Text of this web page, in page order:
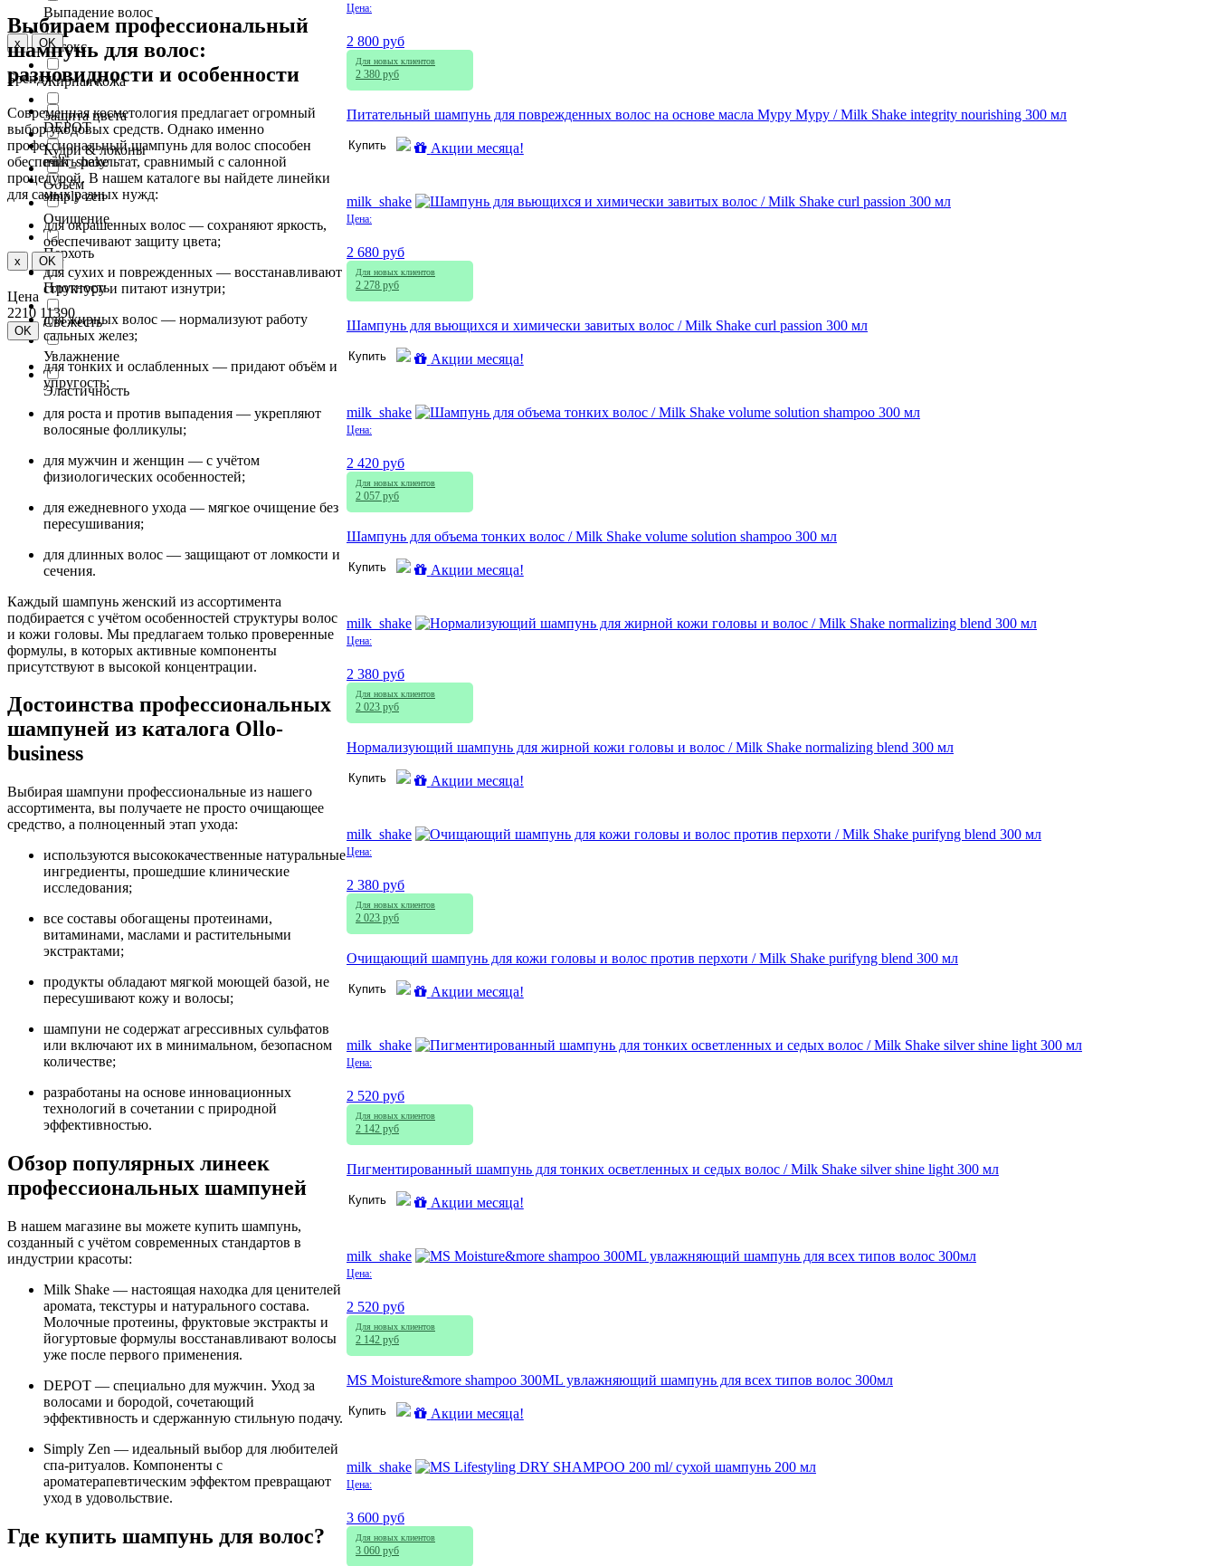
Выпадение волос
Детокс
Жирная кожа
Защита цвета
Кудри & локоны
Объём
Очищение
Перхоть
Плотность
Свежесть
Увлажнение
Эластичность
x OK
Бренд
DEPOT
milk_shake
simply zen
x OK
Цена
2210 11390
OK
Цена:
2 800 руб
Для новых клиентов
2 380 руб
Питательный шампунь для поврежденных волос на основе масла Муру Муру / Milk Shake integrity nourishing 300 мл
Купить Акции месяца!
milk_shake
Цена:
2 680 руб
Для новых клиентов
2 278 руб
Шампунь для вьющихся и химически завитых волос / Milk Shake curl passion 300 мл
Купить Акции месяца!
milk_shake
Цена:
2 420 руб
Для новых клиентов
2 057 руб
Шампунь для объема тонких волос / Milk Shake volume solution shampoo 300 мл
Купить Акции месяца!
milk_shake
Цена:
2 380 руб
Для новых клиентов
2 023 руб
Нормализующий шампунь для жирной кожи головы и волос / Milk Shake normalizing blend 300 мл
Купить Акции месяца!
milk_shake
Цена:
2 380 руб
Для новых клиентов
2 023 руб
Очищающий шампунь для кожи головы и волос против перхоти / Milk Shake purifyng blend 300 мл
Купить Акции месяца!
milk_shake
Цена:
2 520 руб
Для новых клиентов
2 142 руб
Пигментированный шампунь для тонких осветленных и седых волос / Milk Shake silver shine light 300 мл
Купить Акции месяца!
milk_shake
Цена:
2 520 руб
Для новых клиентов
2 142 руб
MS Moisture&more shampoo 300ML увлажняющий шампунь для всех типов волос 300мл
Купить Акции месяца!
milk_shake
Цена:
3 600 руб
Для новых клиентов
3 060 руб
Выбираем профессиональный
шампунь для волос:
разновидности и особенности
Современная косметология предлагает огромный
выбор уходовых средств. Однако именно
профессиональный шампунь для волос способен
обеспечить результат, сравнимый с салонной
процедурой. В нашем каталоге вы найдете линейки
для самых разных нужд:
для окрашенных волос — сохраняют яркость,
обеспечивают защиту цвета;
для сухих и поврежденных — восстанавливают
структуру и питают изнутри;
для жирных волос — нормализуют работу
сальных желез;
для тонких и ослабленных — придают объём и
упругость;
для роста и против выпадения — укрепляют
волосяные фолликулы;
для мужчин и женщин — с учётом
физиологических особенностей;
для ежедневного ухода — мягкое очищение без
пересушивания;
для длинных волос — защищают от ломкости и
сечения.
Каждый шампунь женский из ассортимента
подбирается с учётом особенностей структуры волос
и кожи головы. Мы предлагаем только проверенные
формулы, в которых активные компоненты
присутствуют в высокой концентрации.
Достоинства профессиональных
шампуней из каталога Ollo-
business
Выбирая шампуни профессиональные из нашего
ассортимента, вы получаете не просто очищающее
средство, а полноценный этап ухода:
используются высококачественные натуральные
ингредиенты, прошедшие клинические
исследования;
все составы обогащены протеинами,
витаминами, маслами и растительными
экстрактами;
продукты обладают мягкой моющей базой, не
пересушивают кожу и волосы;
шампуни не содержат агрессивных сульфатов
или включают их в минимальном, безопасном
количестве;
разработаны на основе инновационных
технологий в сочетании с природной
эффективностью.
Обзор популярных линеек
профессиональных шампуней
В нашем магазине вы можете купить шампунь,
созданный с учётом современных стандартов в
индустрии красоты:
Milk Shake — настоящая находка для ценителей
аромата, текстуры и натурального состава.
Молочные протеины, фруктовые экстракты и
йогуртовые формулы восстанавливают волосы
уже после первого применения.
DEPOT — специально для мужчин. Уход за
волосами и бородой, сочетающий
эффективность и сдержанную стильную подачу.
Simply Zen — идеальный выбор для любителей
спа-ритуалов. Компоненты с
ароматерапевтическим эффектом превращают
уход в удовольствие.
Где купить шампунь для волос?